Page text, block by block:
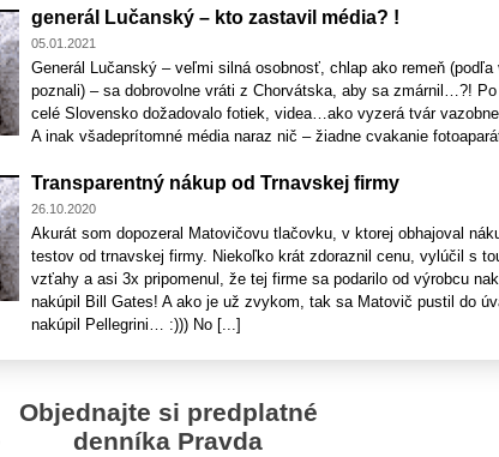
generál Lučanský – kto zastavil média? !
05.01.2021
Generál Lučanský – veľmi silná osobnosť, chlap ako remeň
poznali) – sa dobrovolne vráti z Chorvátska, aby sa zmárnil…?! Po
celé Slovensko dožadovalo fotiek, videa…ako vyzerá tvár
A inak všadeprítomné média naraz nič – žiadne cvakanie
Transparentný nákup od Trnavskej firmy
26.10.2020
Akurát som dopozeral Matovičovu tlačovku, v ktorej obhajoval
testov od trnavskej firmy. Niekoľko krát zdoraznil cenu, vylúčil s
vzťahy a asi 3x pripomenul, že tej firme sa podarilo od výrobcu
nakúpil Bill Gates! A ako je už zvykom, tak sa Matovič pustil do
nakúpil Pellegrini… :))) No [...]
Objednajte si predplatné
denníka Pravda